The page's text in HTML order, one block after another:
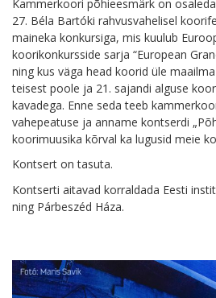
Kammerkoori põhieesmärk on
27. Béla Bartóki rahvusvahelisel
maineka konkursiga, mis kuulub
koorikonkursside sarja “European
ning kus väga head koorid üle
teisest poole ja 21. sajandi alguse
kavadega. Enne seda teeb
vahepeatuse ja anname kontserdi
koorimuusika kõrval ka lugusid meie
Kontsert on tasuta.
Kontserti aitavad korraldada Eesti
ning Párbeszéd Háza.